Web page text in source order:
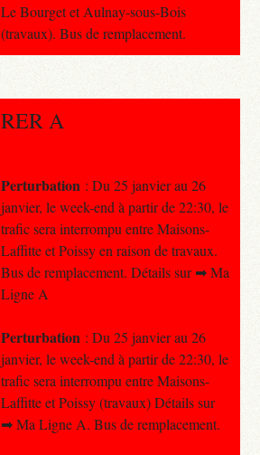
Le Bourget et Aulnay-sous-Bois
(travaux). Bus de remplacement.
RER A
Perturbation : Du 25 janvier au 26
janvier, le week-end à partir de 22:30, le
trafic sera interrompu entre Maisons-
Laffitte et Poissy en raison de travaux.
Bus de remplacement. Détails sur ➡ Ma
Ligne A
Perturbation : Du 25 janvier au 26
janvier, le week-end à partir de 22:30, le
trafic sera interrompu entre Maisons-
Laffitte et Poissy (travaux) Détails sur
➡ Ma Ligne A. Bus de remplacement.